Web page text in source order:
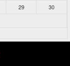
29
30